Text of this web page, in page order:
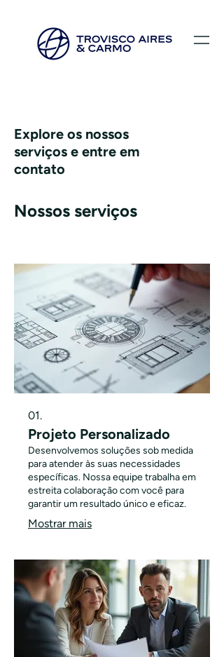
Explore os nossos
serviços e entre em
contato
Nossos serviços
01.
Projeto Personalizado
Desenvolvemos soluções sob medida
para atender às suas necessidades
específicas. Nossa equipe trabalha em
estreita colaboração com você para
garantir um resultado único e eficaz.
Mostrar mais